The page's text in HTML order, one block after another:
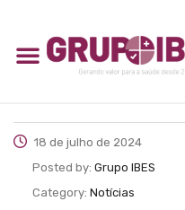
18 de julho de 2024
Posted by: Grupo IBES
Category: Notícias